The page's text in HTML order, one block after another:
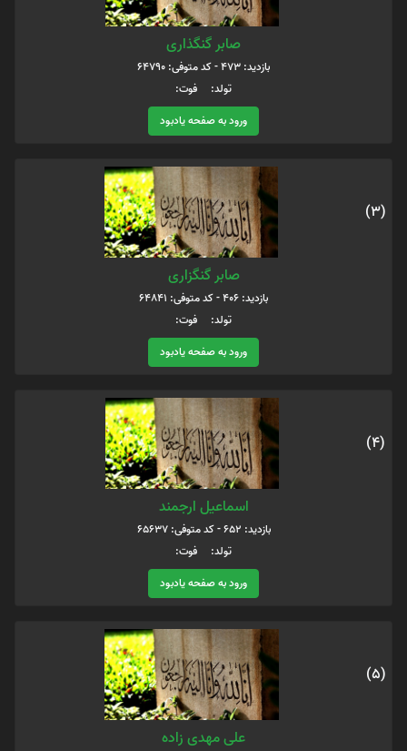
صابر گنگذاری
بازدید: 473 - کد متوفی: 64790
تولد: فوت:
ورود به صفحه یادبود
(3)
صابر گنگزاری
بازدید: 406 - کد متوفی: 64841
تولد: فوت:
ورود به صفحه یادبود
(4)
اسماعیل ارجمند
بازدید: 652 - کد متوفی: 65637
تولد: فوت:
ورود به صفحه یادبود
(5)
علی مهدی زاده